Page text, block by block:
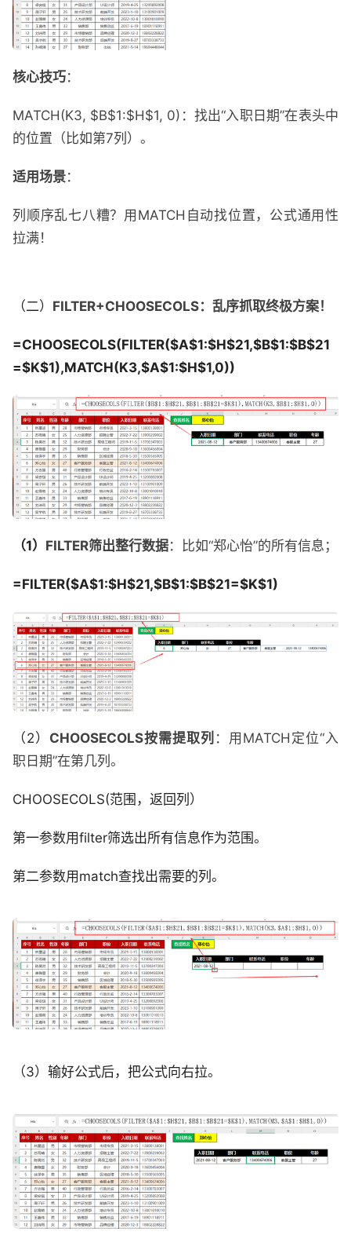
核心技巧：
MATCH(K3, $B$1:$H$1, 0)：找出“入职日期”在表头中
的位置（比如第7列）。
适用场景：
列顺序乱七八糟？用MATCH自动找位置，公式通用性
拉满！
（二） FILTER+CHOOSECOLS：乱序抓取终极方案！
=CHOOSECOLS(FILTER($A$1:$H$21,$B$1:$B$21
=$K$1),MATCH(K3,$A$1:$H$1,0))
（1） FILTER筛出整行数据：比如“郑心怡”的所有信息；
=FILTER($A$1:$H$21,$B$1:$B$21=$K$1)
（2） CHOOSECOLS按需提取列 ：用MATCH定位“入
职日期”在第几列。
CHOOSECOLS(范围，返回列）
第一参数用filter筛选出所有信息作为范围。
第二参数用match查找出需要的列。
（3）输好公式后，把公式向右拉。